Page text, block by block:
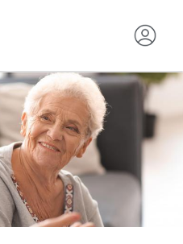
Aller
contenu
principal